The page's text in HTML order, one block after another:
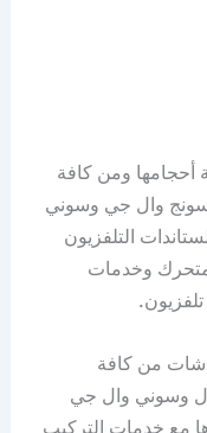
أحجامها ومن كافة
وال جي وسوني
التلفزيون
وخدمات
من كافة
وسوني وال جي
مع خدمات التركيب